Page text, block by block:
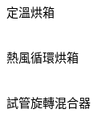
定溫烘箱
熱風循環烘箱
試管旋轉混合器